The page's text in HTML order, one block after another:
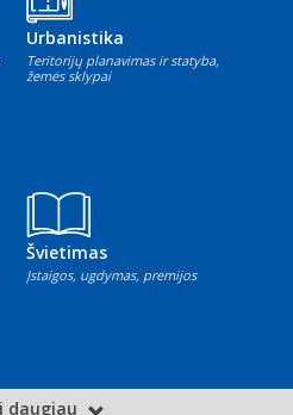
Urbanistika
Teritorijų planavimas ir statyba,
žemės sklypai
Švietimas
Įstaigos, ugdymas, premijos
daugiau